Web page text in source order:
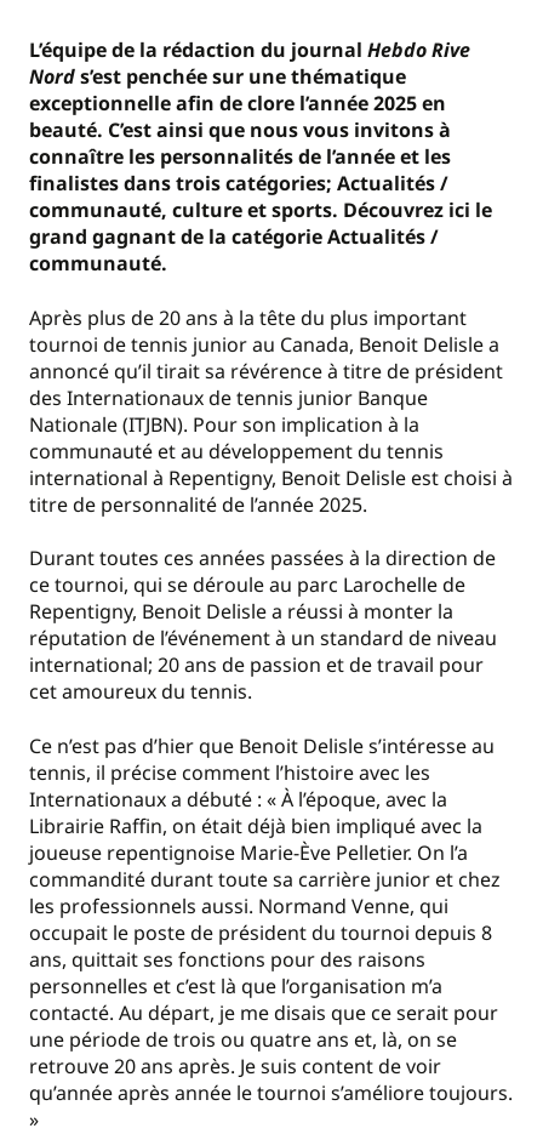
L’équipe de la rédaction du journal Hebdo Rive
Nords’est penchée sur une thématique
exceptionnelle afin de clore l’année 2025 en
beauté. C’est ainsi que nous vous invitons à
connaître les personnalités de l’année et les
finalistes dans trois catégories; Actualités /
communauté, culture et sports. Découvrez ici le
grand gagnant de la catégorie Actualités /
communauté.
Après plus de 20 ans à la tête du plus important
tournoi de tennis junior au Canada, Benoit Delisle a
annoncé qu’il tirait sa révérence à titre de président
des Internationaux de tennis junior Banque
Nationale (ITJBN). Pour son implication à la
communauté et au développement du tennis
international à Repentigny, Benoit Delisle est choisi à
titre de personnalité de l’année 2025.
Durant toutes ces années passées à la direction de
ce tournoi, qui se déroule au parc Larochelle de
Repentigny, Benoit Delisle a réussi à monter la
réputation de l’événement à un standard de niveau
international; 20 ans de passion et de travail pour
cet amoureux du tennis.
Ce n’est pas d’hier que Benoit Delisle s’intéresse au
tennis, il précise comment l’histoire avec les
Internationaux a débuté : « À l’époque, avec la
Librairie Raffin, on était déjà bien impliqué avec la
joueuse repentignoise Marie-Ève Pelletier. On l’a
commandité durant toute sa carrière junior et chez
les professionnels aussi. Normand Venne, qui
occupait le poste de président du tournoi depuis 8
ans, quittait ses fonctions pour des raisons
personnelles et c’est là que l’organisation m’a
contacté. Au départ, je me disais que ce serait pour
une période de trois ou quatre ans et, là, on se
retrouve 20 ans après. Je suis content de voir
qu’année après année le tournoi s’améliore toujours.
»